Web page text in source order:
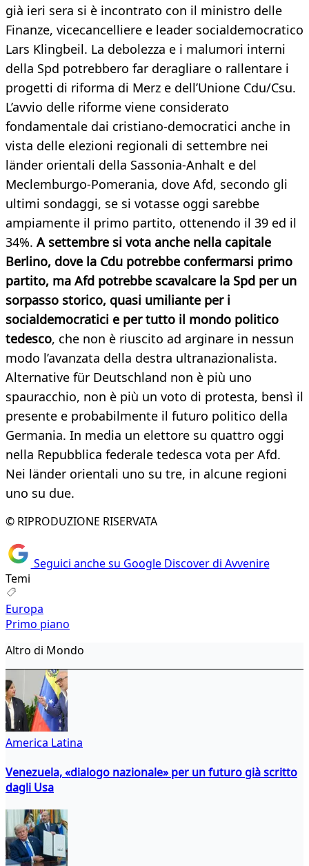
già ieri sera si è incontrato con il ministro delle
Finanze, vicecancelliere e leader socialdemocratico
Lars Klingbeil. La debolezza e i malumori interni
della Spd potrebbero far deragliare o rallentare i
progetti di riforma di Merz e dell’Unione Cdu/Csu.
L’avvio delle riforme viene considerato
fondamentale dai cristiano-democratici anche in
vista delle elezioni regionali di settembre nei
länder orientali della Sassonia-Anhalt e del
Meclemburgo-Pomerania, dove Afd, secondo gli
ultimi sondaggi, se si votasse oggi sarebbe
ampiamente il primo partito, ottenendo il 39 ed il
34%. A settembre si vota anche nella capitale
Berlino, dove la Cdu potrebbe confermarsi primo
partito, ma Afd potrebbe scavalcare la Spd per un
sorpasso storico, quasi umiliante per i
socialdemocratici e per tutto il mondo politico
tedesco, che non è riuscito ad arginare in nessun
modo l’avanzata della destra ultranazionalista.
Alternative für Deutschland non è più uno
spauracchio, non è più un voto di protesta, bensì il
presente e probabilmente il futuro politico della
Germania. In media un elettore su quattro oggi
nella Repubblica federale tedesca vota per Afd.
Nei länder orientali uno su tre, in alcune regioni
uno su due.
© RIPRODUZIONE RISERVATA
Seguici anche su Google Discover di Avvenire
Temi
Europa
Primo piano
Altro di Mondo
America Latina
Venezuela, «dialogo nazionale» per un futuro già scritto
dagli Usa